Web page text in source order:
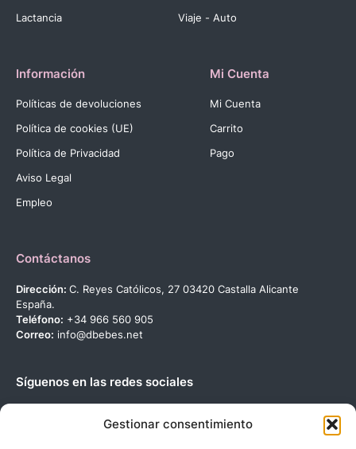
Gestionar consentimiento
Lactancia
Viaje - Auto
Información
Políticas de devoluciones
Política de cookies (UE)
Política de Privacidad
Aviso Legal
Empleo
Mi Cuenta
Mi Cuenta
Carrito
Pago
Contáctanos
Dirección: C. Reyes Católicos, 27 03420 Castalla Alicante
España.
Teléfono: +34 966 560 905
Correo: info@dbebes.net
Síguenos en las redes sociales